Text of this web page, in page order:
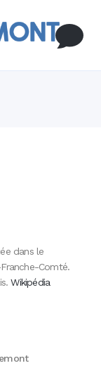
dans le
Comté.
Wikipédia